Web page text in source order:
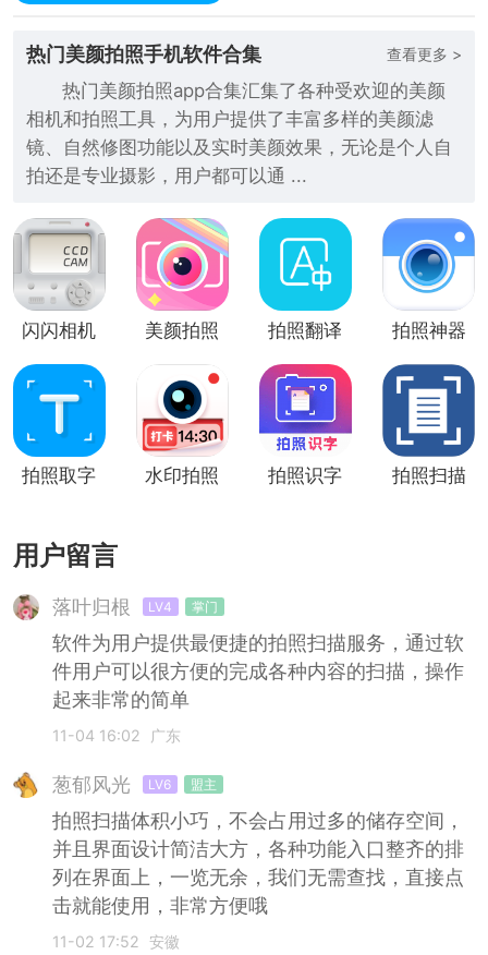
热门美颜拍照手机软件合集 查看更多 >
热门美颜拍照app合集汇集了各种受欢迎的美颜
相机和拍照工具，为用户提供了丰富多样的美颜滤
镜、自然修图功能以及实时美颜效果，无论是个人自
拍还是专业摄影，用户都可以通 ...
闪闪相机
美颜拍照
拍照翻译 拍照神器
拍照取字 水印拍照 拍照识字 拍照扫描
用户留言
落叶归根 LV4 掌门
软件为用户提供最便捷的拍照扫描服务，通过软
件用户可以很方便的完成各种内容的扫描，操作
起来非常的简单
11-04 16:02 广东
葱郁风光 LV6 盟主
拍照扫描体积小巧，不会占用过多的储存空间，
并且界面设计简洁大方，各种功能入口整齐的排
列在界面上，一览无余，我们无需查找，直接点
击就能使用，非常方便哦
11-02 17:52 安徽